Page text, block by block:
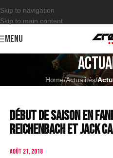
Skip to navigation
Skip to main content
MENU
Home/Actualités/
Début de saison en
Reichenbach et Jack
août 21, 2018